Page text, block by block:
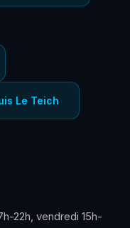
Le Teich
22h, vendredi 15h-